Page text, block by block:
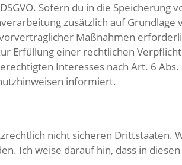
Sofern du in die Speicherung
zusätzlich auf Grundlage
Maßnahmen
Erfüllung einer rechtlichen
Interesses nach Art. 6
informiert.
nicht sicheren Drittstaaten.
Ich weise darauf hin, dass in